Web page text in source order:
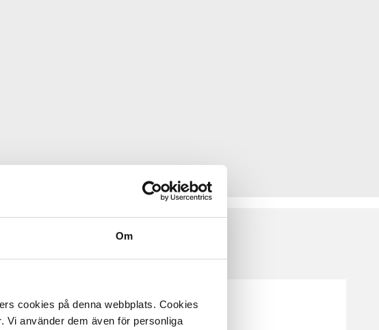
Om
cookies på denna webbplats. Cookies
Vi använder dem även för personliga